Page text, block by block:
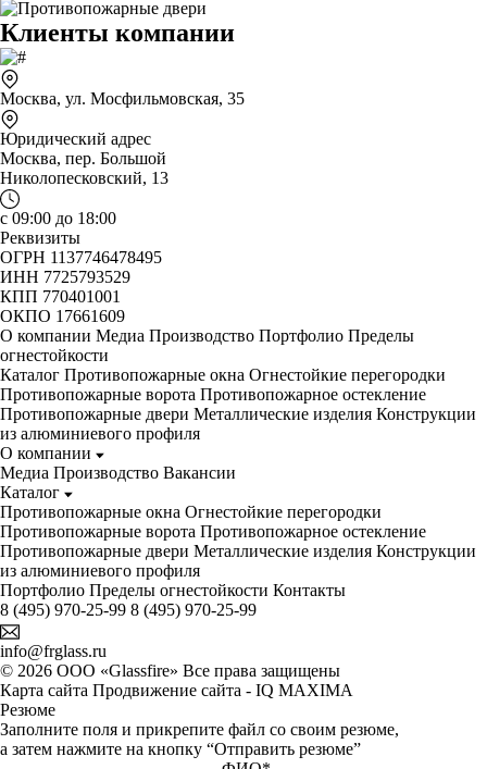
Клиенты компании
Москва, ул. Мосфильмовская, 35
Юридический адрес
Москва, пер. Большой
Николопесковский, 13
с 09:00 до 18:00
Реквизиты
ОГРН 1137746478495
ИНН 7725793529
КПП 770401001
ОКПО 17661609
О компании Медиа Производство Портфолио Пределы
огнестойкости
Каталог Противопожарные окна Огнестойкие перегородки
Противопожарные ворота Противопожарное остекление
Противопожарные двери Металлические изделия Конструкции
из алюминиевого профиля
О компании
Медиа Производство Вакансии
Каталог
Противопожарные окна Огнестойкие перегородки
Противопожарные ворота Противопожарное остекление
Противопожарные двери Металлические изделия Конструкции
из алюминиевого профиля
Портфолио Пределы огнестойкости Контакты
8 (495) 970-25-99 8 (495) 970-25-99
info@frglass.ru
© 2026 ООО «Glassfire» Все права защищены
Карта сайта Продвижение сайта - IQ MAXIMA
Резюме
Заполните поля и прикрепите файл со своим резюме,
а затем нажмите на кнопку “Отправить резюме”